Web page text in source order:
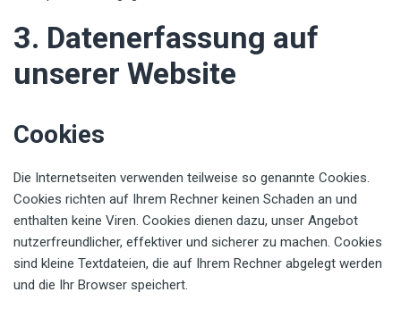
3. Datenerfassung auf
unserer Website
Cookies
Die Internetseiten verwenden teilweise so genannte Cookies.
Cookies richten auf Ihrem Rechner keinen Schaden an und
enthalten keine Viren. Cookies dienen dazu, unser Angebot
nutzerfreundlicher, effektiver und sicherer zu machen. Cookies
sind kleine Textdateien, die auf Ihrem Rechner abgelegt werden
und die Ihr Browser speichert.